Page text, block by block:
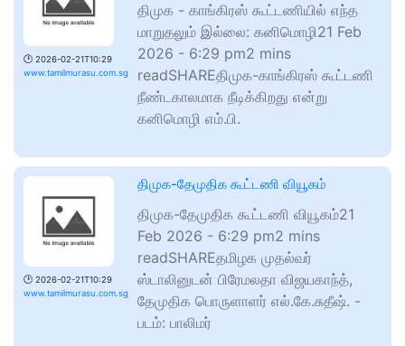
🕑 2026-02-21T10:29
www.tamilmurasu.com.sg
திமுக - காங்கிரஸ் கூட்டணியில் எந்த
மாறுதலும் இல்லை: கனிமொழி21 Feb
2026 - 6:29 pm2 mins
readSHAREதிமுக-காங்கிரஸ் கூட்டணி
நீண்டகாலமாக நீடிக்கிறது என்று
கனிமொழி எம்.பி.
🕑 2026-02-21T10:29
www.tamilmurasu.com.sg
திமுக-தேமுதிக கூட்டணி வியூகம்
திமுக-தேமுதிக கூட்டணி வியூகம்21
Feb 2026 - 6:29 pm2 mins
readSHAREதமிழக முதல்வர்
ஸ்டாலினுடன் பிரேமலதா விஜயகாந்த்,
தேமுதிக பொருளாளர் எல்.கே.சுதீஷ். -
படம்: பாலிமர்